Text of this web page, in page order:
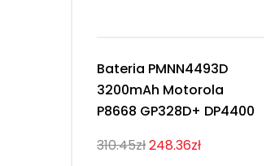
Bateria PMNN4493D
3200mAh Motorola
P8668 GP328D+ DP4400
310.45zł248.36zł